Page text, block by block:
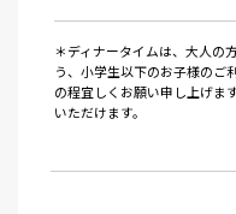
＊ディナータイムは、大人の
う、小学生以下のお子様のご
の程宜しくお願い申し上げま
いただけます。